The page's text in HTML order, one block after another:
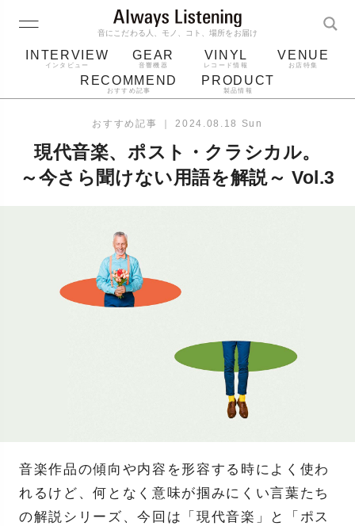
音にこだわる人、モノ、コト、場所をお届け
INTERVIEW
インタビュー
GEAR
音響機器
VINYL
レコード情報
VENUE
お店特集
RECOMMEND
おすすめ記事
PRODUCT
製品情報
ジャケット
レコード針
おすすめ記事 ｜ 2024.08.18 Sun
現代音楽、ポスト・クラシカル。
～今さら聞けない用語を解説～ Vol.3
音楽作品の傾向や内容を形容する時によく使わ
れるけど、何となく意味が掴みにくい言葉たち
の解説シリーズ、今回は「現代音楽」と「ポス